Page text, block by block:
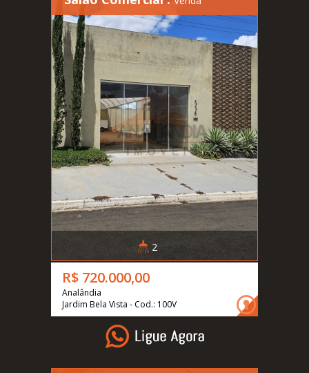
2
R$ 720.000,00
Analândia
Jardim Bela Vista - Cod.: 100V